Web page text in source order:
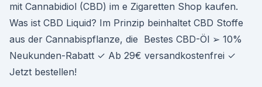
mit Cannabidiol (CBD) im e Zigaretten Shop kaufen.
Was ist CBD Liquid? Im Prinzip beinhaltet CBD Stoffe
aus der Cannabispflanze, die Bestes CBD-Öl ➢ 10%
Neukunden-Rabatt ✓ Ab 29€ versandkostenfrei ✓
Jetzt bestellen!